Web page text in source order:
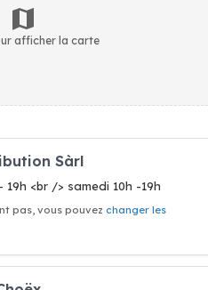
afficher la carte
Sàrl
<br /> samedi 10h -19h
pas, vous pouvez changer les